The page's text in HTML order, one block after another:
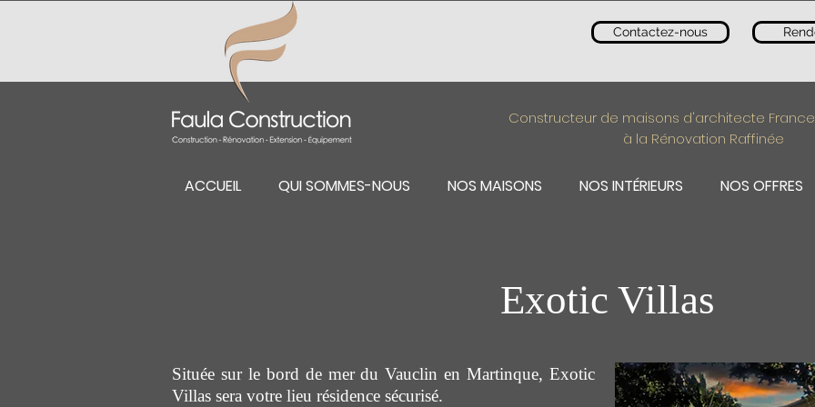
Contactez-nous
Constructeur de maisons d'architecte
à la Rénovation Raffinée
ACCUEIL QUI SOMMES-NOUS NOS MAISONS NOS INTÉRIEURS NOS OFFRES
Exotic Villas
Située sur le bord de mer du Vauclin en Martinque, Exotic
Villas sera votre lieu résidence sécurisé.